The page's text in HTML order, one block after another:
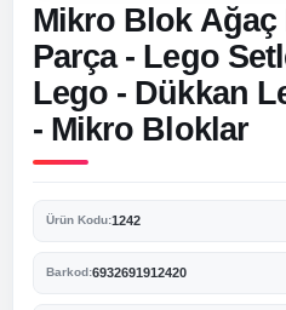
Mikro Blok Ağaç
Parça - Lego
Lego - Dükkan
- Mikro Bloklar
Ürün Kodu:1242
Barkod:6932691912420